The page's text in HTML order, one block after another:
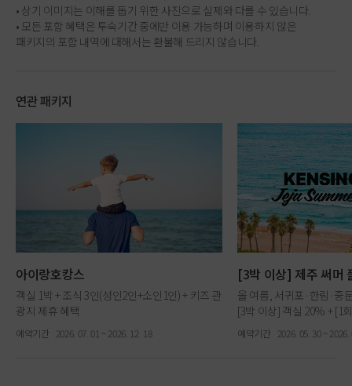
• 상기 이미지는 이해를 돕기 위한 사진으로 실제와 다를 수 있습니다.
• 모든 포함 혜택은 투숙기간 중에만 이용 가능하며 이용하지 않은
패키지의 포함 내역에 대해서는 환불해 드리지 않습니다.
연관 패키지
아이랑호캉스
객실 1박 + 조식 3인(성인2인+소인1인) + 키즈 관
광지 제휴 혜택
+ [웰컴기프트] 키즈 더스트백&드로잉북
예약기간 2026. 07. 01 ~ 2026. 12. 18
[3박 이상] 제주 써머
올 여름, 서귀포·한림·중
[3박 이상] 객실 20% + [1
가지 혜택
예약기간 2026. 05. 30 ~